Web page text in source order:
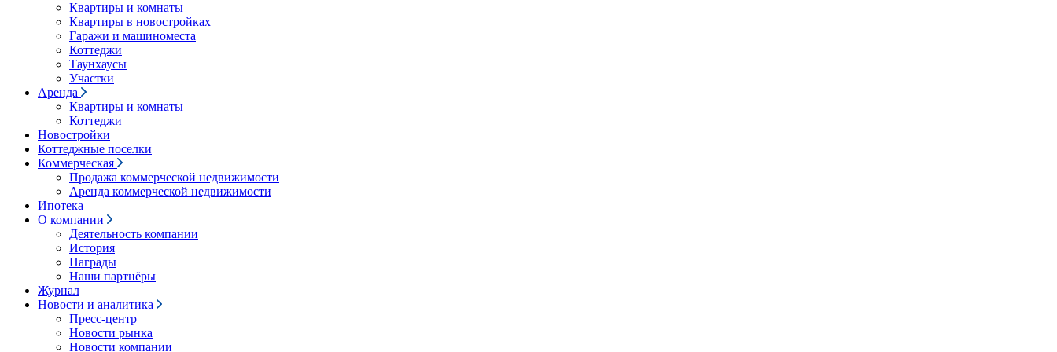
Квартиры и комнаты
Квартиры в новостройках
Гаражи и машиноместа
Коттеджи
Таунхаусы
Участки
Аренда
Квартиры и комнаты
Коттеджи
Новостройки
Коттеджные поселки
Коммерческая
Продажа коммерческой недвижимости
Аренда коммерческой недвижимости
Ипотека
О компании
Деятельность компании
История
Награды
Наши партнёры
Журнал
Новости и аналитика
Пресс-центр
Новости рынка
Новости компании